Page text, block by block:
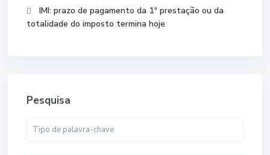
IMI: prazo de pagamento da 1ª prestação ou da
totalidade do imposto termina hoje
Pesquisa